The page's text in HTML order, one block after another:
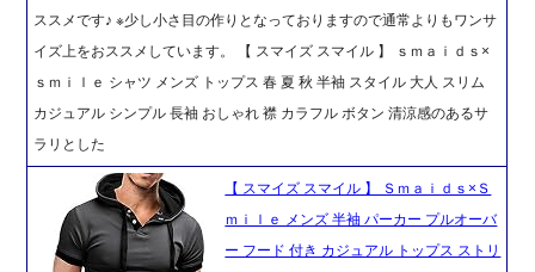
ススメです♪ ※少し小さ目の作りとなっておりますので通常よりもワンサ
イズ上をおススメしています。 【 スマイズ スマイル 】 ｓｍａｉｄｓ×
ｓｍｉｌｅ シャツ メンズ トップス 春 夏 秋 半袖 スタイル 大人 スリム
カジュアル シンプル 長袖 おしゃれ 襟 カラフル ボタン 清涼感のあるサ
ラリとした
【 スマイズ スマイル 】 Ｓｍａｉｄｓ×Ｓ
ｍｉｌｅ メンズ 半袖 パーカー プルオーバ
ー フード 付き カジュアル トップス ストリ